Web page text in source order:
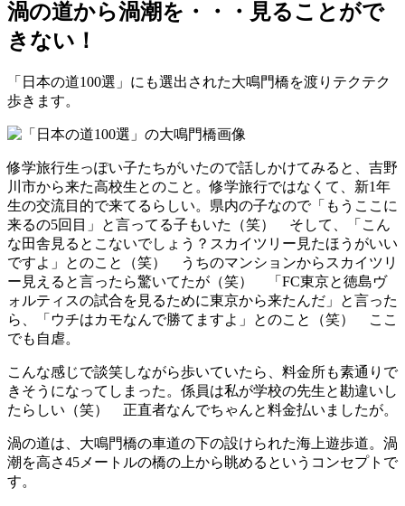
渦の道から渦潮を・・・見ることがで
きない！
「日本の道100選」にも選出された大鳴門橋を渡りテクテク
歩きます。
修学旅行生っぽい子たちがいたので話しかけてみると、吉野
川市から来た高校生とのこと。修学旅行ではなくて、新1年
生の交流目的で来てるらしい。県内の子なので「もうここに
来るの5回目」と言ってる子もいた（笑） そして、「こん
な田舎見るとこないでしょう？スカイツリー見たほうがいい
ですよ」とのこと（笑） うちのマンションからスカイツリ
ー見えると言ったら驚いてたが（笑） 「FC東京と徳島ヴ
ォルティスの試合を見るために東京から来たんだ」と言った
ら、「ウチはカモなんで勝てますよ」とのこと（笑） ここ
でも自虐。
こんな感じで談笑しながら歩いていたら、料金所も素通りで
きそうになってしまった。係員は私が学校の先生と勘違いし
たらしい（笑） 正直者なんでちゃんと料金払いましたが。
渦の道は、大鳴門橋の車道の下の設けられた海上遊歩道。渦
潮を高さ45メートルの橋の上から眺めるというコンセプトで
す。